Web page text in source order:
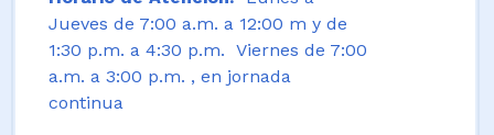
Jueves de 7:00 a.m. a 12:00 m y de
1:30 p.m. a 4:30 p.m. Viernes de 7:00
a.m. a 3:00 p.m. , en jornada
continua